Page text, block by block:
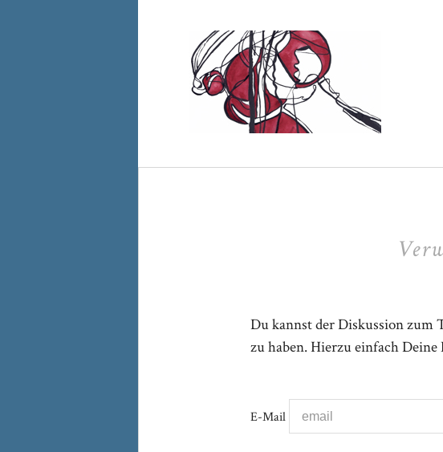
Du kannst der Diskussion zum
zu haben. Hierzu einfach
E-Mail